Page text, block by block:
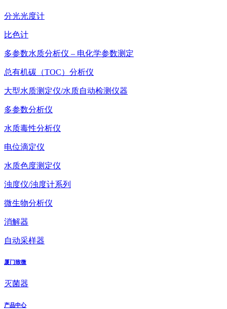
分光光度计
比色计
多参数水质分析仪 – 电化学参数测定
总有机碳（TOC）分析仪
大型水质测定仪/水质自动检测仪器
多参数分析仪
水质毒性分析仪
电位滴定仪
水质色度测定仪
浊度仪/浊度计系列
微生物分析仪
消解器
自动采样器
厦门致微
灭菌器
产品中心